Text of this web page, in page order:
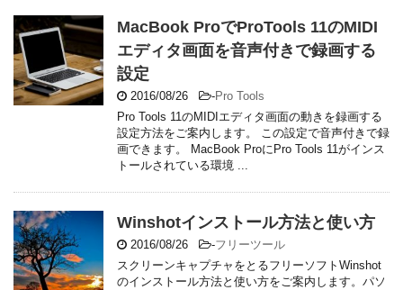
MacBook ProでProTools 11のMIDI
エディタ画面を音声付きで録画する
設定
2016/08/26 -Pro Tools
Pro Tools 11のMIDIエディタ画面の動きを録画する
設定方法をご案内します。 この設定で音声付きで録
画できます。 MacBook ProにPro Tools 11がインス
トールされている環境 ...
Winshotインストール方法と使い方
2016/08/26 -フリーツール
スクリーンキャプチャをとるフリーソフトWinshot
のインストール方法と使い方をご案内します。パソ